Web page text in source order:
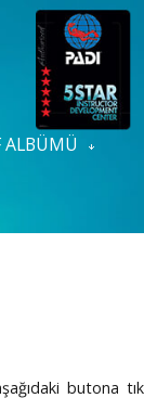
ALBÜMÜ
butona